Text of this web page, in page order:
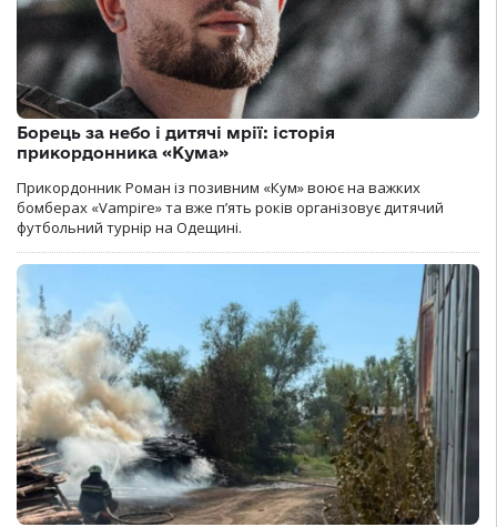
Борець за небо і дитячі мрії: історія
прикордонника «Кума»
Прикордонник Роман із позивним «Кум» воює на важких
бомберах «Vampire» та вже п’ять років організовує дитячий
футбольний турнір на Одещині.